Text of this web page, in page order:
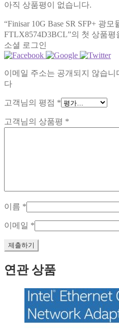
아직 상품평이 없습니다.
“Finisar 10G Base SR SFP+ 광모
FTLX8574D3BCL”의 첫 상품평
소셜 로그인
이메일 주소는 공개되지 않습니
다
고객님의 평점 *
고객님의 상품평 *
이름 *
이메일 *
연관 상품